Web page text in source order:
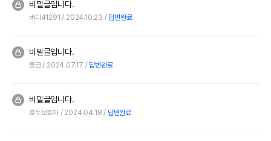
비밀글입니다.
버디41291 2024.10.23 답변완료
비밀글입니다.
뚱금 2024.07.17 답변완료
비밀글입니다.
호두보호자 2024.04.18 답변완료